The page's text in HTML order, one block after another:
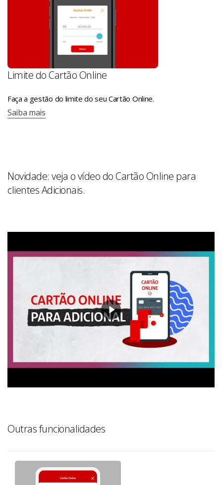
Limite do Cartão Online
Faça a gestão do limite do seu Cartão Online.
Saiba mais
Novidade: veja o vídeo do Cartão Online para
clientes Adicionais.
Outras funcionalidades